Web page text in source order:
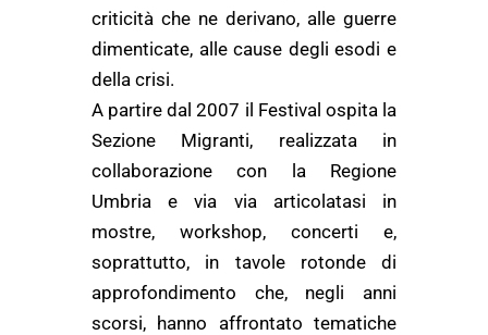
criticità che ne derivano, alle guerre
dimenticate, alle cause degli esodi e
della crisi.
A partire dal 2007 il Festival ospita la
Sezione Migranti, realizzata in
collaborazione con la Regione
Umbria e via via articolatasi in
mostre, workshop, concerti e,
soprattutto, in tavole rotonde di
approfondimento che, negli anni
scorsi, hanno affrontato tematiche